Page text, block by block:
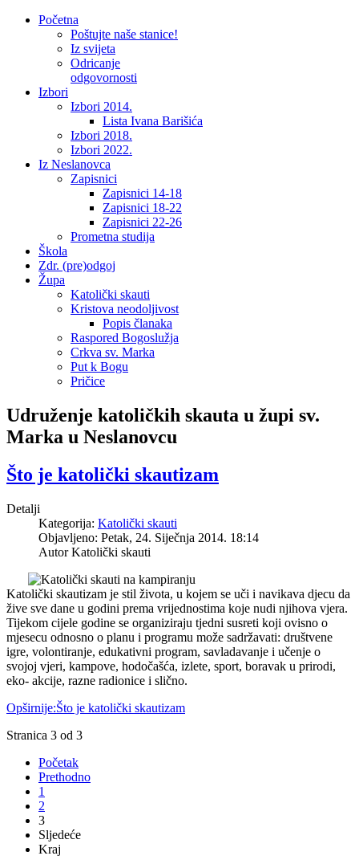
Početna
Poštujte naše stanice!
Iz svijeta
Odricanje
odgovornosti
Izbori
Izbori 2014.
Lista Ivana Barišića
Izbori 2018.
Izbori 2022.
Iz Neslanovca
Zapisnici
Zapisnici 14-18
Zapisnici 18-22
Zapisnici 22-26
Prometna studija
Škola
Zdr. (pre)odgoj
Župa
Katolički skauti
Kristova neodoljivost
Popis članaka
Raspored Bogoslužja
Crkva sv. Marka
Put k Bogu
Pričice
Udruženje katoličkih skauta u župi sv.
Marka u Neslanovcu
Što je katolički skautizam
Detalji
Kategorija: Katolički skauti
Objavljeno: Petak, 24. Siječnja 2014. 18:14
Autor Katolički skauti
Katolički skautizam je stil života, u kojem se uči i navikava djecu da
žive sve dane u godini prema vrijednostima koje nudi njihova vjera.
Tijekom cijele godine se organiziraju tjedni susreti koji ovisno o
mjesecu odnosno o planu i programu može sadržavati: društvene
igre, volontiranje, edukativni program, savladavanje i učenje o
svojoj vjeri, kampove, hodočašća, izlete, sport, boravak u prirodi,
eko- akcije, razne radionice i slično.
Opširnije:Što je katolički skautizam
Stranica 3 od 3
Početak
Prethodno
1
2
3
Sljedeće
Kraj